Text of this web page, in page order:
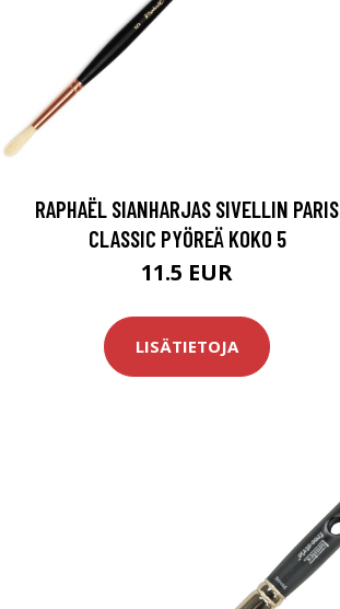
RAPHAËL SIANHARJAS SIVELLIN PARIS
CLASSIC PYÖREÄ KOKO 5
11.5 EUR
LISÄTIETOJA